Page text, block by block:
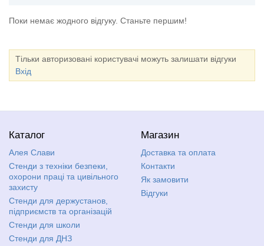
Поки немає жодного відгуку. Станьте першим!
Тільки авторизовані користувачі можуть залишати відгуки
Вхід
Каталог
Алея Слави
Стенди з техніки безпеки,
охорони праці та цивільного
захисту
Стенди для держустанов,
підприємств та організацій
Стенди для школи
Стенди для ДНЗ
Магазин
Доставка та оплата
Контакти
Як замовити
Відгуки